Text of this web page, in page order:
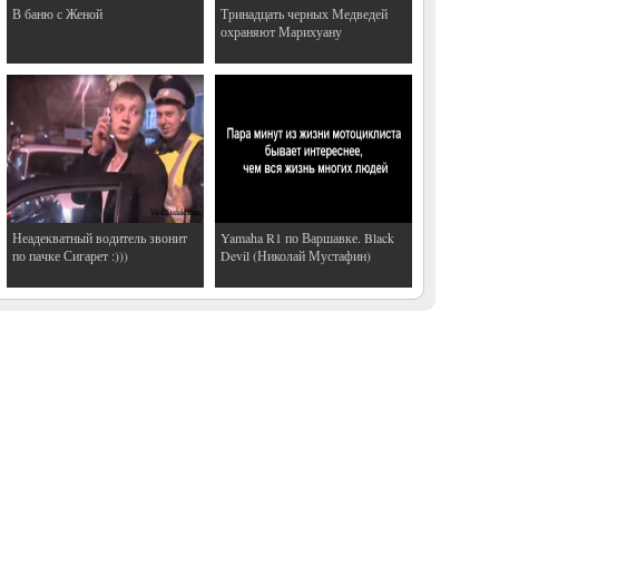
В баню с Женой
Тринадцать черных Медведей
охраняют Марихуану
Неадекватный водитель звонит
по пачке Сигарет :)))
Yamaha R1 по Варшавке. Black
Devil (Николай Мустафин)